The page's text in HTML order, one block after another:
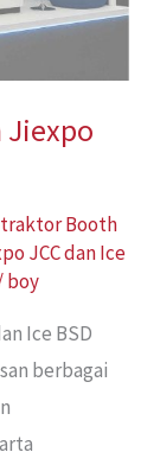
Jiexpo
Booth
JCC dan Ice
boy
Ice BSD
berbagai